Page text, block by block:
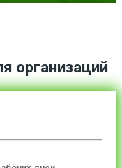
организаций